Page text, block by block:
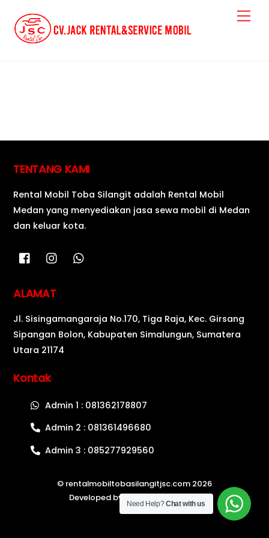
content
TENTANG KAMI
Rental Mobil Toba Silangit adalah Rental Mobil
Medan yang menyediakan jasa sewa mobil di Medan
dan keluar kota.
ALAMAT
Jl. Sisingamangaraja No.170, Tiga Raja, Kec. Girsang
Sipangan Bolon, Kabupaten Simalungun, Sumatera
Utara 21174
Kontak
Admin 1 : 081362178807
Admin 2 : 081361496680
Admin 3 : 085277929560
© rentalmobiltobasilangitjsc.com 2026
Developed byOke Web Indonesia
Need Help?Chat with us